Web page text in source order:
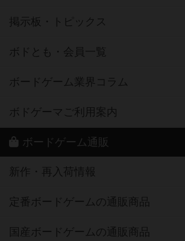
掲示板・トピックス
ボドとも・会員一覧
ボードゲーム業界コラム
ボドゲーマご利用案内
ボードゲーム通販
新作・再入荷情報
定番ボードゲームの通販商品
国産ボードゲームの通販商品